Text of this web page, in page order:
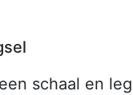
schaal en